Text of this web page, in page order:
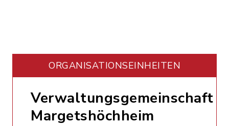
ORGANISATIONS­EINHEITEN
Verwaltungsgemeinschaft
Margetshöchheim